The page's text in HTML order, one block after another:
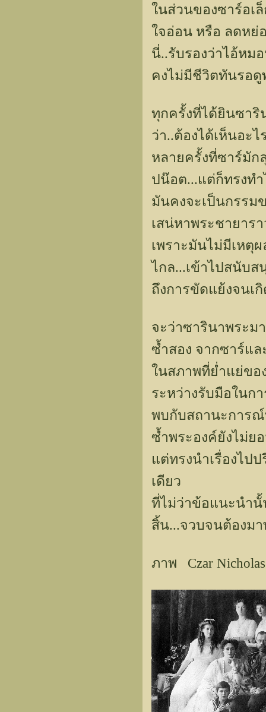
ในส่วนของซาร์อเ
ใจอ่อน หรือ ลดหย่
นี่..รับรองว่าไอ้หม
คงไม่มีชีวิตทันรอ
ทุกครั้งที่ได้ยินซาริ
ว่า..ต้องได้เห็นอะ
หลายครั้งที่ซาร์มัก
ปน๊อต...แต่ก็ทรงท
มันคงจะเป็นกรรม
เสน่หาพระชายาร
เพราะมันไม่มีเหตุ
ไกล...เข้าไปสนับส
ถึงการขัดแย้งจนเ
จะว่าซารินาพระม
ซ้ำสอง จากซาร์แ
ในสภาพที่ย่ำแย่ขอ
ระหว่างรับมือในก
พบกับสถานะการณ์
ซ้ำพระองค์ยังไม่ย
แต่ทรงนำเรื่องไป
เดียว
ที่ไม่ว่าข้อแนะนำนั้
สิ้น...จวบจนต้องม
ภาพ Czar